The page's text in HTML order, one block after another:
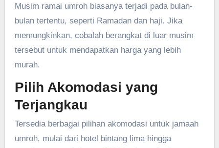
Musim ramai umroh biasanya terjadi pada bulan-
bulan tertentu, seperti Ramadan dan haji. Jika
memungkinkan, cobalah berangkat di luar musim
tersebut untuk mendapatkan harga yang lebih
murah.
Pilih Akomodasi yang
Terjangkau
Tersedia berbagai pilihan akomodasi untuk jamaah
umroh, mulai dari hotel bintang lima hingga